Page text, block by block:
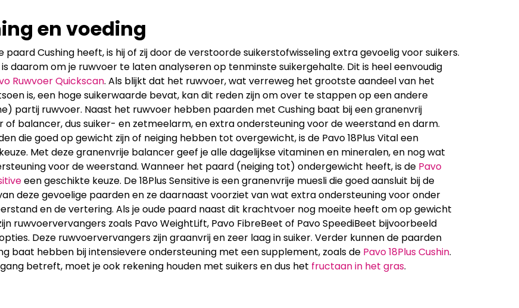
en voeding
paard Cushing heeft, is hij of zij door de verstoorde suikerstofwisseling extra gevoelig voor suikers.
is daarom om je ruwvoer te laten analyseren op tenminste suikergehalte. Dit is heel eenvoudig
Ruwvoer Quickscan. Als blijkt dat het ruwvoer, wat verreweg het grootste aandeel van het
is, een hoge suikerwaarde bevat, kan dit reden zijn om over te stappen op een andere
partij ruwvoer. Naast het ruwvoer hebben paarden met Cushing baat bij een granenvrij
of balancer, dus suiker- en zetmeelarm, en extra ondersteuning voor de weerstand en darm.
die goed op gewicht zijn of neiging hebben tot overgewicht, is de Pavo 18Plus Vital een
Met deze granenvrije balancer geef je alle dagelijkse vitaminen en mineralen, en nog wat
voor de weerstand. Wanneer het paard (neiging tot) ondergewicht heeft, is de Pavo
een geschikte keuze. De 18Plus Sensitive is een granenvrije muesli die goed aansluit bij de
deze gevoelige paarden en ze daarnaast voorziet van wat extra ondersteuning voor onder
en de vertering. Als je oude paard naast dit krachtvoer nog moeite heeft om op gewicht
ruwvoervervangers zoals Pavo WeightLift, Pavo FibreBeet of Pavo SpeediBeet bijvoorbeeld
Deze ruwvoervervangers zijn graanvrij en zeer laag in suiker. Verder kunnen de paarden
baat hebben bij intensievere ondersteuning met een supplement, zoals de Pavo 18Plus Cushin.
betreft, moet je ook rekening houden met suikers en dus het fructaan in het gras.